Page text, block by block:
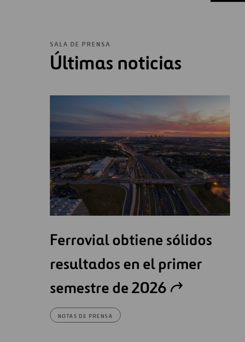
SALA DE PRENSA
Últimas noticias
Ferrovial obtiene sólidos
resultados en el primer
semestre de 2026
NOTAS DE PRENSA